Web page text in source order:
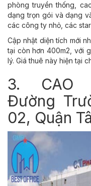
phòng truyền thống,
dạng trọn gói và dạng
các công ty nhỏ, các
Cập nhật diện tích mới
tại còn hơn 400m2, với
lý. Giá thuê này hiện tại
3. CAO
Đường
02, Quận